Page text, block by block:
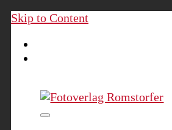
Skip to Content